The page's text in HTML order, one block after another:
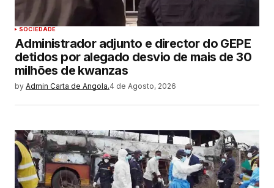
SOCIEDADE
Administrador adjunto e director do GEPE
detidos por alegado desvio de mais de 30
milhões de kwanzas
by Admin Carta de Angola.4 de Agosto, 2026